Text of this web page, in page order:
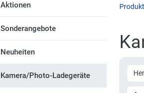
Aktionen
Sonderangebote
Neuheiten
Kamera/Photo-Ladegeräte